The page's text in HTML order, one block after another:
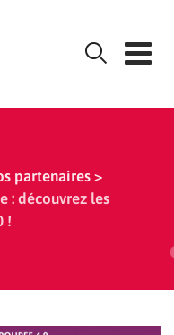
partenaires>
: découvrez les
!